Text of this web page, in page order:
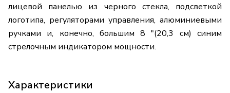
лицевой панелью из черного стекла, подсветкой
логотипа, регуляторами управления, алюминиевыми
ручками и, конечно, большим 8 "(20,3 см) синим
стрелочным индикатором мощности.
Характеристики